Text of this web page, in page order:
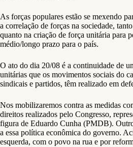
As forças populares estão se mexendo
a correlação de forças na sociedade,
quanto na criação de força unitária para
médio/longo prazo para o país.
O ato do dia 20/08 é a continuidade de
unitárias que os movimentos sociais do
sindicais e partidos, têm realizado em
Nos mobilizaremos contra as medidas
direitos realizados pelo Congresso,
figura de Eduardo Cunha (PMDB).
a essa política econômica do governo.
esquerda, com o povo na rua e por